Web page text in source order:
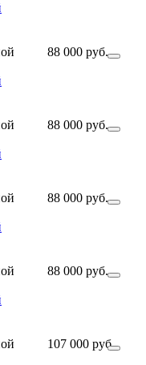
88 000 руб.
88 000 руб.
88 000 руб.
88 000 руб.
107 000 руб.